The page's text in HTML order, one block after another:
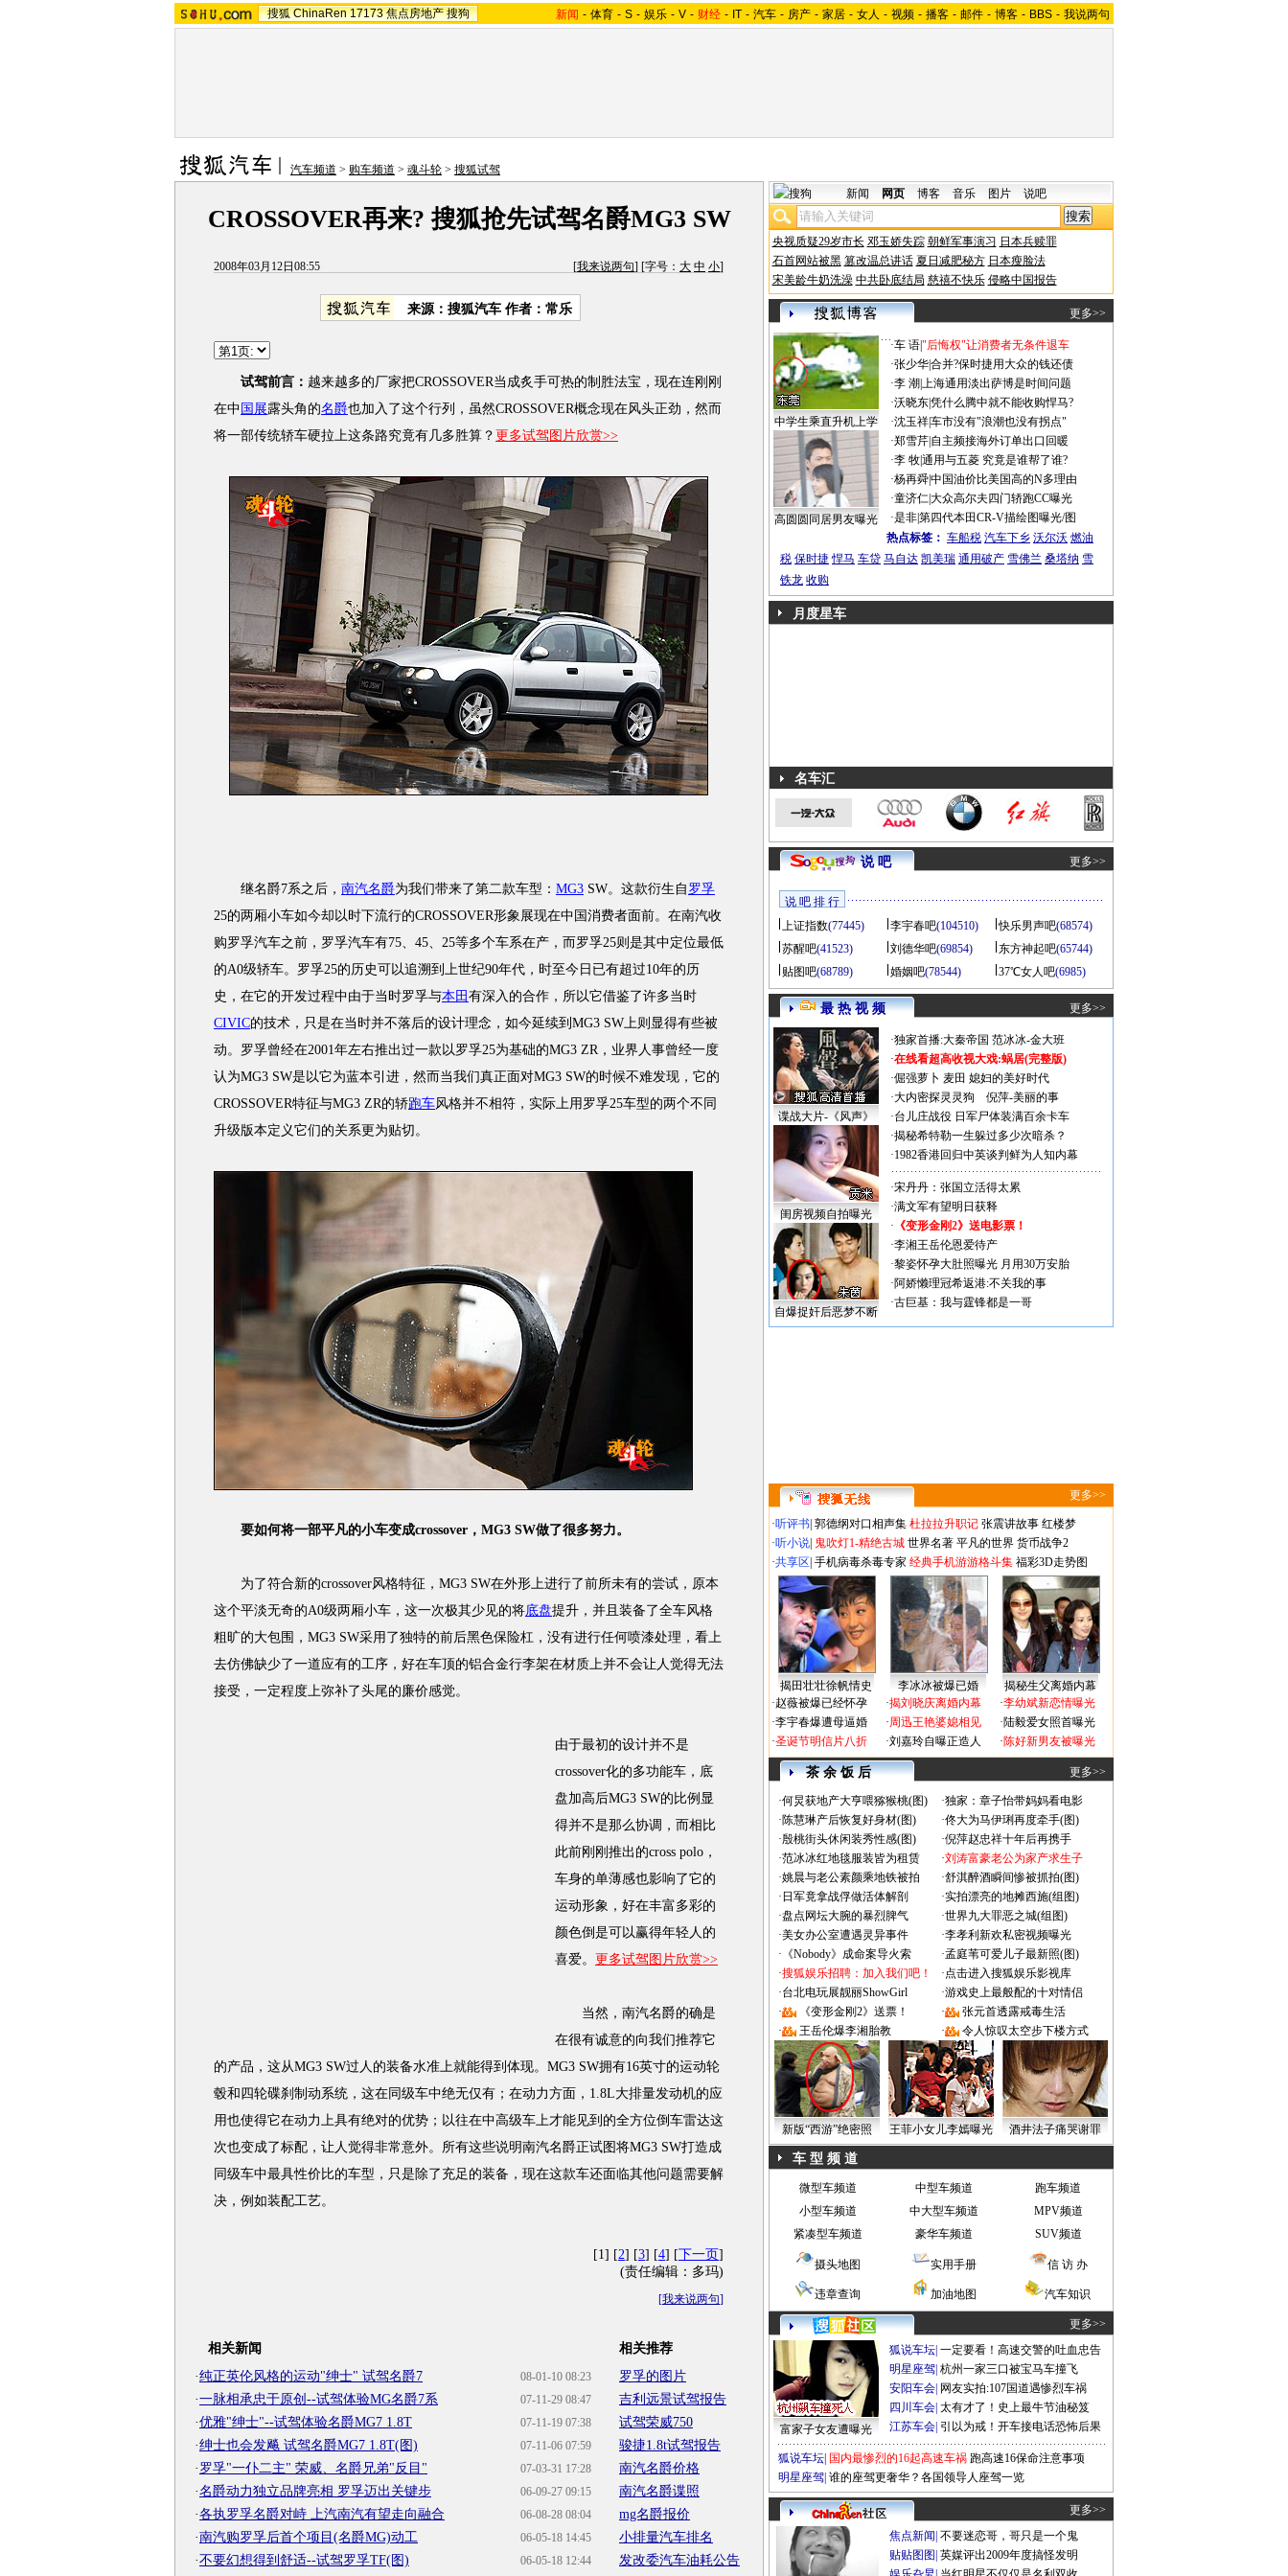
搜狐 ChinaRen 17173 焦点房地产 搜狗 新闻 - 体育 - S - 娱乐 - V - 财经 - IT - 汽车 - 房产 - 家居 - 女人 - 视频 - 播客 - 邮件 - 博客 - BBS - 我说两句
汽车频道 > 购车频道 > 魂斗轮 > 搜狐试驾
CROSSOVER再来? 搜狐抢先试驾名爵MG3 SW
2008年03月12日08:55 [我来说两句] [字号： 大 中 小]
来源：搜狐汽车 作者：常乐
试驾前言： 越来越多的厂家把CROSSOVER当成炙手可热的制胜法宝，现在连刚刚
在中 国展露头角的名爵也加入了这个行列，虽然CROSSOVER概念现在风头正劲，然而
将一部传统轿车硬拉上这条路究竟有几多胜算？ 更多试驾图片欣赏>>
继名爵7系之后， 南汽名爵为我们带来了第二款车型： MG3 SW。这款衍生自 罗孚
25的两厢小车如今却以时下流行的CROSSOVER形象展现在中国消费者面前。在南汽收
购罗孚汽车之前，罗孚汽车有75、45、25等多个车系在产，而罗孚25则是其中定位最低
的A0级轿车。罗孚25的历史可以追溯到上世纪90年代，时至今日已有超过10年的历
史，在它的开发过程中由于当时罗孚与本田 有深入的合作，所以它借鉴了许多当时
CIVIC的技术，只是在当时并不落后的设计理念，如今延续到MG3 SW上则显得有些被
动。罗孚曾经在2001年左右推出过一款以罗孚25为基础的MG3 ZR，业界人事曾经一度
认为MG3 SW是以它为蓝本引进，然而当我们真正面对MG3 SW的时候不难发现，它的
CROSSOVER特征与MG3 ZR的轿跑车风格并不相符，实际上用罗孚25车型的两个不同
升级版本定义它们的关系更为贴切。
要如何将一部平凡的小车变成crossover，MG3 SW做了很多努力。
为了符合新的crossover风格特征，MG3 SW在外形上进行了前所未有的尝试，原本
这个平淡无奇的A0级两厢小车，这一次极其少见的将底盘提升，并且装备了全车风格
粗旷的大包围，MG3 SW采用了独特的前后黑色保险杠，没有进行任何喷漆处理，看上
去仿佛缺少了一道应有的工序，好在车顶的铝合金行李架在材质上并不会让人觉得无法
接受，一定程度上弥补了头尾的廉价感觉。
由于最初的设计并不是
crossover化的多功能车，底
盘加高后MG3 SW的比例显
得并不是那么协调，而相比
此前刚刚推出的cross polo，
车身的单薄感也影响了它的
运动形象，好在丰富多彩的
颜色倒是可以赢得年轻人的
喜爱。 更多试驾图片欣赏>>
当然，南汽名爵的确是
在很有诚意的向我们推荐它
的产品，这从MG3 SW过人的装备水准上就能得到体现。MG3 SW拥有16英寸的运动轮
毂和四轮碟刹制动系统，这在同级车中绝无仅有；在动力方面，1.8L大排量发动机的应
用也使得它在动力上具有绝对的优势；以往在中高级车上才能见到的全方位倒车雷达这
次也变成了标配，让人觉得非常意外。所有这些说明南汽名爵正试图将MG3 SW打造成
同级车中最具性价比的车型，只是除了充足的装备，现在这款车还面临其他问题需要解
决，例如装配工艺。
[1] [2] [3] [4] [下一页]
(责任编辑：多玛)
[我来说两句]
相关新闻
08-01-10 08:23
·纯正英伦风格的运动"绅士" 试驾名爵7
07-11-29 08:47
·一脉相承忠于原创--试驾体验MG名爵7系
07-11-19 07:38
·优雅"绅士"--试驾体验名爵MG7 1.8T
07-11-06 07:59
·绅士也会发飚 试驾名爵MG7 1.8T(图)
07-03-31 17:28
· 罗孚"一仆二主" 荣威、名爵兄弟"反目"
06-09-27 09:15
·名爵动力独立品牌亮相 罗孚迈出关键步
06-08-28 08:04
·各执罗孚名爵对峙 上汽南汽有望走向融合
06-05-18 14:45
·南汽购罗孚后首个项目(名爵MG)动工
06-05-18 12:44
·不要幻想得到舒适--试驾罗孚TF(图)
相关推荐
罗孚的图片
吉利远景试驾报告
试驾荣威750
骏捷1.8t试驾报告
南汽名爵价格
南汽名爵谍照
mg名爵报价
小排量汽车排名
发改委汽车油耗公告
新闻 网页 博客 音乐 图片 说吧
央视质疑29岁市长 邓玉娇失踪 朝鲜军事演习 日本兵赎罪
石首网站被黑 篡改温总讲话 夏日减肥秘方 日本瘦脸法
宋美龄牛奶洗澡 中共卧底结局 慈禧不快乐 侵略中国报告
更多>>
中学生乘直升机上学
高圆圆同居男友曝光
·车 语|"后悔权"让消费者无条件退车
·张少华|合并?保时捷用大众的钱还债
·李 潮 上海通用淡出萨博是时间问题
·沃晓东|凭什么腾中就不能收购悍马?
·沈玉祥|车市没有"浪潮也没有拐点"
·郑雪芹| 自主频接海外订单出口回暖
·李 牧|通用与五菱 究竟是谁帮了谁?
·杨再舜|中国油价比美国高的N多理由
·童济仁|大众高尔夫四门轿跑CC曝光
·是非|第四代本田CR-V描绘图曝光/图
热点标签： 车船税 汽车下乡 沃尔沃 燃油
税 保时捷 悍马 车贷 马自达 凯美瑞 通用破产 雪佛兰 桑塔纳 雪
铁龙 收购
月度星车
名车汇
说 吧 更多>>
说 吧 排 行
上证指数(77445) 李宇春吧(104510) 快乐男声吧(68574)
苏醒吧(41523) 刘德华吧(69854) 东方神起吧(65744)
贴图吧(68789) 婚姻吧(78544) 37℃女人吧(6985)
最 热 视 频 更多>>
谍战大片-《风声》
闺房视频自拍曝光
自爆捉奸后恶梦不断
·独家首播:大秦帝国 范冰冰-金大班
·在线看超高收视大戏:蜗居(完整版)
·倔强萝卜 麦田 媳妇的美好时代
·大内密探灵灵狗
倪萍-美丽的事
·台儿庄战役 日军尸体装满百余卡车
·揭秘希特勒一生躲过多少次暗杀？
·1982香港回归中英谈判鲜为人知内幕
·宋丹丹：张国立活得太累
·满文军有望明日获释
· 《变形金刚2》送电影票！
·李湘王岳伦恩爱待产
·黎姿怀孕大肚照曝光 月用30万安胎
·阿娇懒理冠希返港:不关我的事
·古巨基：我与霆锋都是一哥
更多>>
·听评书 郭德纲对口相声集 杜拉拉升职记 张震讲故事 红楼梦
·听小说 鬼吹灯1-精绝古城 世界名著 平凡的世界 货币战争2
·共享区 手机病毒杀毒专家 经典手机游游格斗集 福彩3D走势图
揭田壮壮徐帆情史 李冰冰被爆已婚
揭秘生父离婚内幕
·赵薇被爆已经怀孕
·李宇春爆遭母逼婚
·圣诞节明信片八折
·揭刘晓庆离婚内幕
·周迅王艳婆媳相见
·刘嘉玲自曝正造人
·李幼斌新恋情曝光
·陆毅爱女照首曝光
·陈好新男友被曝光
茶 余 饭 后 更多>>
·何炅获地产大亨喂猕猴桃(图) ·独家：章子怡带妈妈看电影
·陈慧琳产后恢复好身材(图) ·佟大为马伊琍再度牵手(图)
·殷桃街头休闲装秀性感(图) ·倪萍赵忠祥十年后再携手
·范冰冰红地毯服装皆为租赁 ·刘涛富豪老公为家产求生子
·姚晨与老公素颜乘地铁被拍 ·舒淇醉酒瞬间惨被抓拍(图)
· 日军竟拿战俘做活体解剖 ·实拍漂亮的地摊西施(组图)
·盘点网坛大腕的暴烈脾气 ·世界九大罪恶之城(组图)
·美女办公室遭遇灵异事件 ·李孝利新欢私密视频曝光
· 《Nobody》成命案导火索 ·孟庭苇可爱儿子最新照(图)
·搜狐娱乐招聘：加入我们吧！ ·点击进入搜狐娱乐影视库
·台北电玩展靓丽ShowGirl ·游戏史上最般配的十对情侣
·
《变形金刚2》送票！ ·
张元首透露戒毒生活
·
王岳伦爆李湘胎教 · 令人惊叹太空步下楼方式
新版“西游”绝密照 王菲小女儿李嫣曝光 酒井法子痛哭谢罪
车 型 频 道
微型车频道 中型车频道
跑车频道
小型车频道
中大型车频道
MPV频道
紧凑型车频道
豪华车频道 SUV频道
摄头地图 实用手册 信 访 办
违章查询 加油地图 汽车知识
更多>>
富家子女友遭曝光
狐说车坛 一定要看！高速交警的吐血忠告
明星座驾 杭州一家三口被宝马车撞飞
安阳车会 网友实拍:107国道遇惨烈车祸
四川车会 太有才了！史上最牛节油秘笈
江苏车会 引以为戒！开车接电话恐怖后果
狐说车坛 国内最惨烈的16起高速车祸 跑高速16保命注意事项
明星座驾 谁的座驾更奢华？各国领导人座驾一览
更多>>
焦点新闻 不要迷恋哥，哥只是一个鬼
贴贴图图 英媒评出2009年度搞怪发明